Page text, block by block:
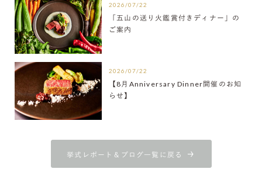
2026/07/22
「五山の送り火鑑賞付きディナー」の
ご案内
2026/07/22
【8月Anniversary Dinner開催のお知
らせ】
挙式レポート＆ブログ一覧に戻る